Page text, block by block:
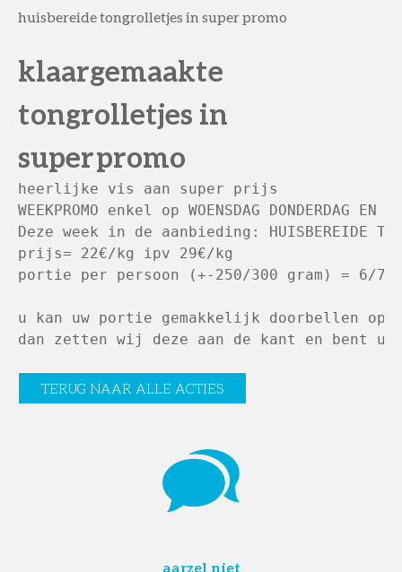
huisbereide tongrolletjes in super promo
klaargemaakte
tongrolletjes in
super promo
heerlijke vis aan super prijs
WEEKPROMO enkel op WOENSDAG DONDERDAG
Deze week in de aanbieding: HUISBEREIDE
prijs= 22€/kg ipv 29€/kg
portie per persoon (+-250/300 gram) = 6/7
u kan uw portie gemakkelijk doorbellen op
dan zetten wij deze aan de kant en bent u
TERUG NAAR ALLE ACTIES
aarzel niet